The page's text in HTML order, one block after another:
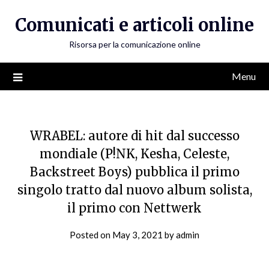
Comunicati e articoli online
Risorsa per la comunicazione online
Menu
WRABEL: autore di hit dal successo
mondiale (P!NK, Kesha, Celeste,
Backstreet Boys) pubblica il primo
singolo tratto dal nuovo album solista,
il primo con Nettwerk
Posted on May 3, 2021 byadmin